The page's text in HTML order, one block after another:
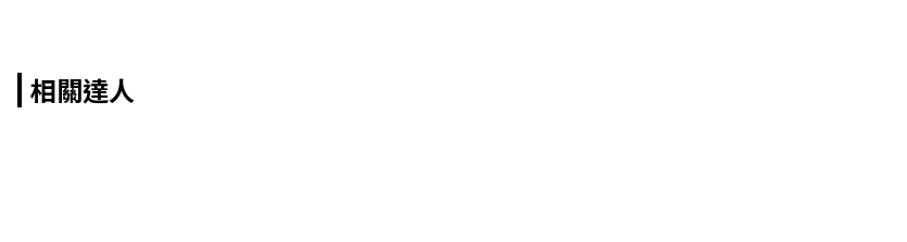
相關達人